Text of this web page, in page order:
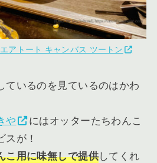
アトート キャンバス ツートン
ているのを見ているのはかわ
や
にはオッターたちわんこ
スが！
こ用に味無しで提供してくれ